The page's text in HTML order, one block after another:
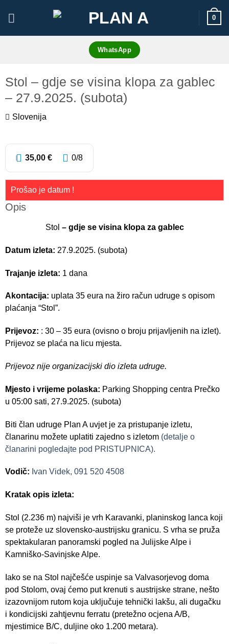
0
WhatsApp
Stol – gdje se visina klopa za gablec
– 27.9.2025. (subota)
Slovenija
35,00 € 0/8
Prošao je datum !
Opis
Stol – gdje se visina klopa za gablec
Datum izleta: 27.9.2025. (subota)
Trajanje izleta: 1 dana
Akontacija: uplata 35 eura na žiro račun udruge s opisom
plaćanja “Stol”.
Prijevoz: : 30 – 35 eura (ovisno o broju prijavljenih na izlet).
Prijevoz se plaća na licu mjesta.
Prijevoz nije organizacijski dio izleta udruge.
Mjesto i vrijeme polaska: Parking Shopping centra Prečko
u 05:00 sati, 27.9.2025. (subota)
Biti član udruge Plan A uvjet je za pristupanje izletu,
članarinu možete uplatiti zajedno s izletom (detalje o
članarini pogledajte pod PRISTUPNICA).
Vodič: Ivan Videk, 091 520 4508
Kratak opis izleta:
Stol (2.236 m) najviši je vrh Karavanki, planinskog lanca koji
se proteže uz slovensko-austrijsku granicu. S vrha se pruža
spektakularan panoramski pogled na Julijske Alpe i
Kamniško-Savinjske Alpe.
Iako se na Stol najčešće uspinje sa Valvasorjevog doma
pod Stolom, ovaj ćemo put krenuti s austrijske strane, nešto
izazovnijom rutom koja uključuje tehnički lakšu, ali dugačku
i kondicijski zahtjevnu ferratu (pretežno ocjena A/B,
mjestimice B/C, duljine oko 1.200 metara).